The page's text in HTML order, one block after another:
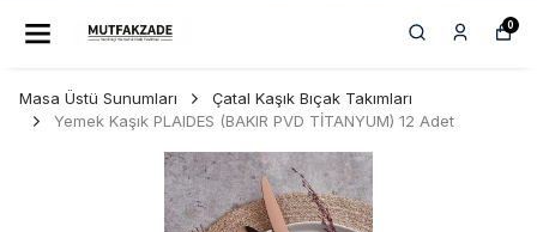
0
Masa Üstü Sunumları
Çatal Kaşık Bıçak Takımları
Yemek Kaşık PLAIDES (BAKIR PVD TİTANYUM) 12 Adet